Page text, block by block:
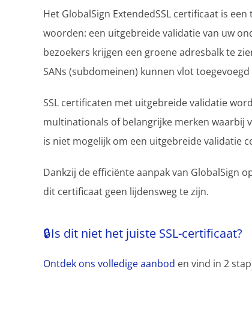
Het GlobalSign ExtendedSSL certificaat is
woorden: een uitgebreide validatie van uw
bezoekers krijgen een groene adresbalk te
SANs (subdomeinen) kunnen vlot
SSL certificaten met uitgebreide validatie
multinationals of belangrijke merken waarbij
is niet mogelijk om een uitgebreide validatie
Dankzij de efficiënte aanpak van GlobalSign
dit certificaat geen lijdensweg te zijn.
🔒Is dit niet het juiste SSL-certificaat?
Ontdek ons volledige aanbod en vind in 2